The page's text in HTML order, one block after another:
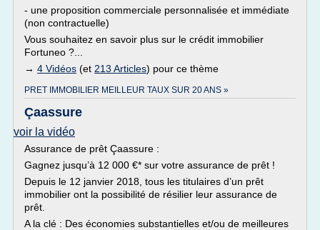
- une proposition commerciale personnalisée et immédiate
(non contractuelle)
Vous souhaitez en savoir plus sur le crédit immobilier
Fortuneo ?...
→ 4 Vidéos (et 213 Articles) pour ce thème
PRET IMMOBILIER MEILLEUR TAUX SUR 20 ANS »
Çaassure
voir la vidéo
Assurance de prêt Çaassure :
Gagnez jusqu’à 12 000 €* sur votre assurance de prêt !
Depuis le 12 janvier 2018, tous les titulaires d’un prêt
immobilier ont la possibilité de résilier leur assurance de
prêt.
A la clé : Des économies substantielles et/ou de meilleures